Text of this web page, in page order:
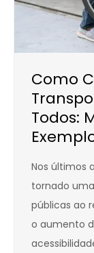
Como
Todos:
Nos últimos
tornado
públicas ao
o aumento